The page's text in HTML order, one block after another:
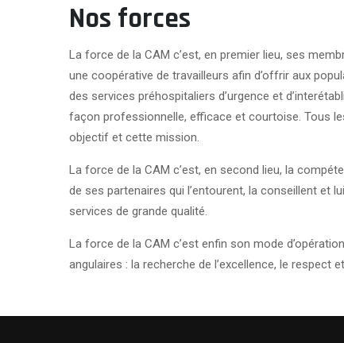
Nos forces
La force de la CAM c’est, en premier lieu, ses
une coopérative de travailleurs afin d’offrir aux
des services préhospitaliers d’urgence et
façon professionnelle, efficace et courtoise. Tous
objectif et cette mission.
La force de la CAM c’est, en second lieu, la
de ses partenaires qui l’entourent, la conseillent et
services de grande qualité.
La force de la CAM c’est enfin son mode
angulaires : la recherche de l’excellence, le respect